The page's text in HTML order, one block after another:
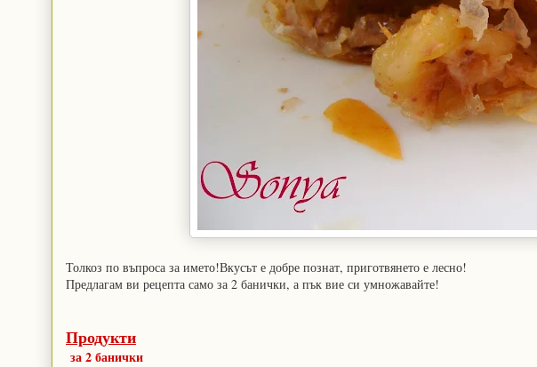
Толкоз по въпроса за името!Вкусът е добре познат, приготвянето е лесно!
Предлагам ви рецепта само за 2 банички, а пък вие си умножавайте!
Продукти
за 2 банички